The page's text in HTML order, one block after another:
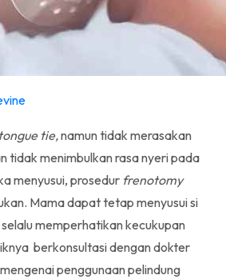
tongue tie,namun tidak merasakan
tidak menimbulkan rasa nyeri pada
menyusui, prosedur frenotomy
Mama dapat tetap menyusui si
memperhatikan kecukupan
berkonsultasi dengan dokter
penggunaan pelindung